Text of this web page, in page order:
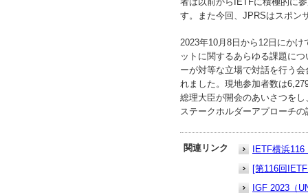
す。また今回、JPRSはスポン
2023年10月8日から12日にか
ットに関するあらゆる課題に
ーが対等な立場で対話を行う
れました。現地参加者数は
総理大臣が開会のあいさつを
ステークホルダーアプローチ
関連リンク
IETF横浜
[第116回
IGF 2023（